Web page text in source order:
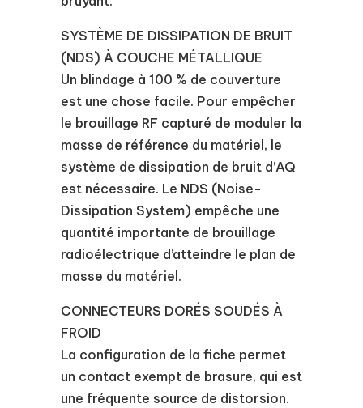
SYSTÈME DE DISSIPATION DE BRUIT
(NDS) À COUCHE MÉTALLIQUE
Un blindage à 100 % de couverture
est une chose facile. Pour empêcher
le brouillage RF capturé de moduler la
masse de référence du matériel, le
système de dissipation de bruit d’AQ
est nécessaire. Le NDS (Noise-
Dissipation System) empêche une
quantité importante de brouillage
radioélectrique d’atteindre le plan de
masse du matériel.
CONNECTEURS DORÉS SOUDÉS À
FROID
La configuration de la fiche permet
un contact exempt de brasure, qui est
une fréquente source de distorsion.